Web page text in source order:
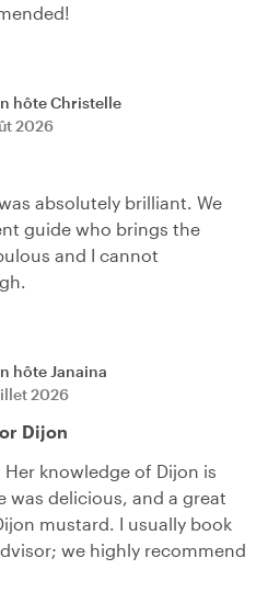
hôteChristelle
2026
absolutely brilliant. We
guide who brings the
and I cannot
hôte Janaina
2026
Dijon
Her knowledge of Dijon is
delicious, and a great
mustard. I usually book
we highly recommend